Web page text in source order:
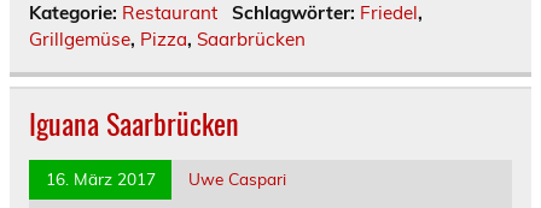
Kategorie: Restaurant Schlagwörter: Friedel,
Grillgemüse, Pizza, Saarbrücken
Iguana Saarbrücken
16. März 2017
Uwe Caspari